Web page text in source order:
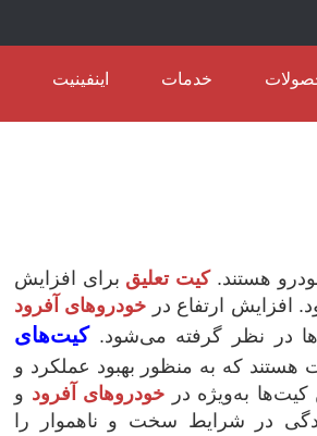
خدمات اینفینیت
هستند.کیت تعلیق برای افزایش
افزایش ارتفاع در خودروهای آفرود
در نظر گرفته می‌شود. کیت‌های
که به منظور بهبود عملکرد و
به‌ویژه در خودروهای آفرود و
در شرایط سخت و ناهموار را